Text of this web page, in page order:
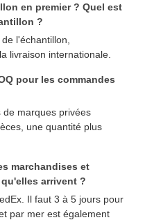
en premier ? Quel est
?
l'échantillon,
livraison internationale.
pour les commandes
de marques privées
une quantité plus
marchandises et
arrivent ?
Il faut 3 à 5 jours pour
par mer est également